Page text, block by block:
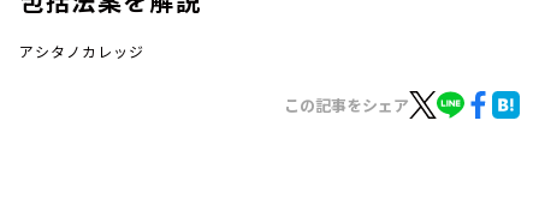
アシタノカレッジ
この記事をシェア